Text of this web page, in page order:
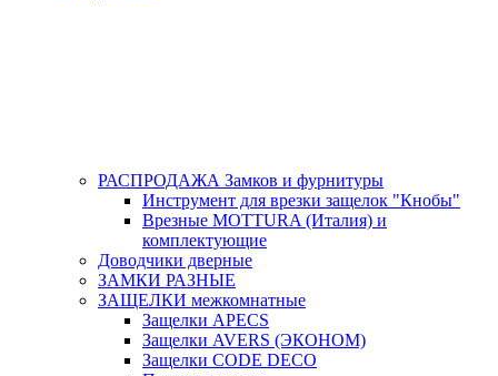
РАСПРОДАЖА Замков и фурнитуры
Инструмент для врезки защелок "Кнобы"
Врезные MOTTURA (Италия) и
комплектующие
Доводчики дверные
ЗАМКИ РАЗНЫЕ
ЗАЩЕЛКИ межкомнатные
Защелки APECS
Защелки AVERS (ЭКОНОМ)
Защелки CODE DECO